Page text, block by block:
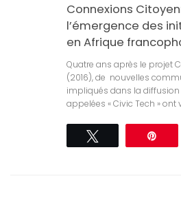
Connexions
l’émergence des
en Afrique
Quatre ans après le projet
(2016), de nouvelles
impliqués dans la diffusion
appelées « Civic Tech » ont